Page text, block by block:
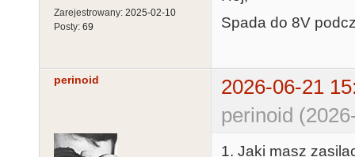
Zarejestrowany: 2025-02-10
Posty: 69
Spada do 8V
perinoid
2026-06-21
perinoid
1. Jaki masz